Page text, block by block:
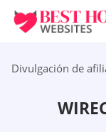
Divulgación de